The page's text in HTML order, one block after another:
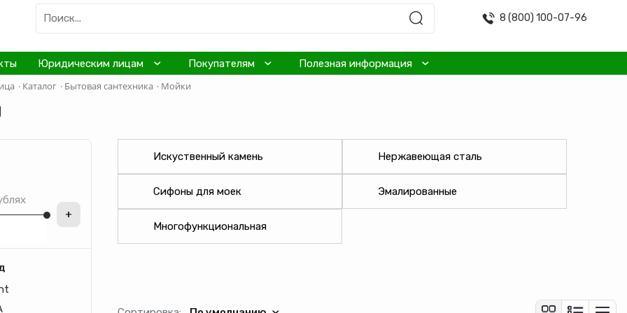
8 (800) 100-07-96
Юридическим лицам Покупателям Полезная информация
· Каталог · Бытовая сантехника · Мойки
+
Искуственный камень Нержавеющая сталь
Сифоны для моек Эмалированные
Многофункциональная